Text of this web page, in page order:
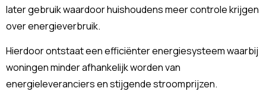
later gebruik waardoor huishoudens meer controle krijgen
over energieverbruik.
Hierdoor ontstaat een efficiënter energiesysteem waarbij
woningen minder afhankelijk worden van
energieleveranciers en stijgende stroomprijzen.